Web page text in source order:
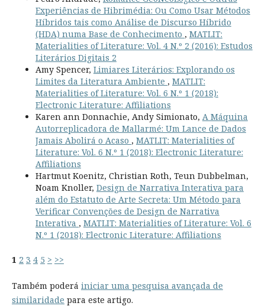
Experiências de Hibrimédia: Ou Como Usar Métodos
Híbridos tais como Análise de Discurso Híbrido
(HDA) numa Base de Conhecimento , MATLIT:
Materialities of Literature: Vol. 4 N.º 2 (2016): Estudos
Literários Digitais 2
Amy Spencer, Limiares Literários: Explorando os
Limites da Literatura Ambiente , MATLIT:
Materialities of Literature: Vol. 6 N.º 1 (2018):
Electronic Literature: Affiliations
Karen ann Donnachie, Andy Simionato, A Máquina
Autorreplicadora de Mallarmé: Um Lance de Dados
Jamais Abolirá o Acaso , MATLIT: Materialities of
Literature: Vol. 6 N.º 1 (2018): Electronic Literature:
Affiliations
Hartmut Koenitz, Christian Roth, Teun Dubbelman,
Noam Knoller, Design de Narrativa Interativa para
além do Estatuto de Arte Secreta: Um Método para
Verificar Convenções de Design de Narrativa
Interativa , MATLIT: Materialities of Literature: Vol. 6
N.º 1 (2018): Electronic Literature: Affiliations
1 2 3 4 5 > >>
Também poderá iniciar uma pesquisa avançada de
similaridade para este artigo.